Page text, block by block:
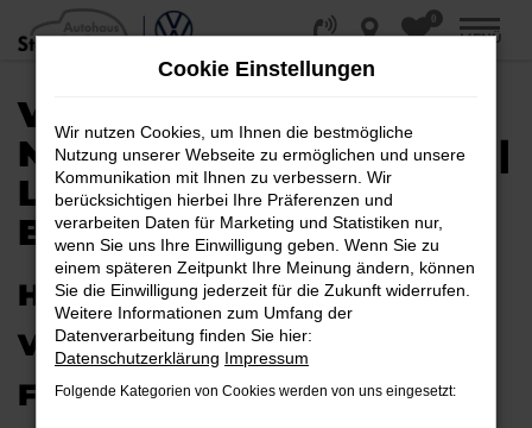
Zum
Hauptinhalt
0
MENÜ
VW T-ROC EU-
NEUWAGEN / REIMPORT |
LIEFERSERVICE NACH
BERLIN
HERAUSRAGENDE QUALITÄT:
VW T-ROC EU-NEUWAGEN
FÜR BERLIN
Cookie Einstellungen
Wir nutzen Cookies, um Ihnen die bestmögliche
Nutzung unserer Webseite zu ermöglichen und unsere
Kommunikation mit Ihnen zu verbessern. Wir
berücksichtigen hierbei Ihre Präferenzen und
verarbeiten Daten für Marketing und Statistiken nur,
wenn Sie uns Ihre Einwilligung geben. Wenn Sie zu
einem späteren Zeitpunkt Ihre Meinung ändern, können
Sie die Einwilligung jederzeit für die Zukunft widerrufen.
Weitere Informationen zum Umfang der
Datenverarbeitung finden Sie hier:
Datenschutzerklärung Impressum
Folgende Kategorien von Cookies werden von uns eingesetzt: